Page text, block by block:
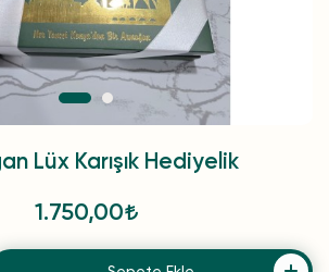
Lüx Karışık Hediyelik
1.750,00